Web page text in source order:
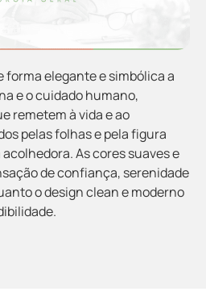
forma elegante e simbólica a
e o cuidado humano,
remetem à vida e ao
pelas folhas e pela figura
As cores suaves e
de confiança, serenidade
o design clean e moderno